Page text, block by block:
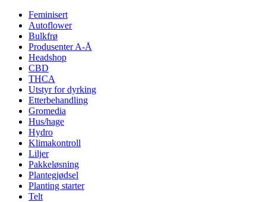
Feminisert
Autoflower
Bulkfrø
Produsenter A-Å
Headshop
CBD
THCA
Utstyr for dyrking
Etterbehandling
Gromedia
Hus/hage
Hydro
Klimakontroll
Liljer
Pakkeløsning
Plantegjødsel
Planting starter
Telt